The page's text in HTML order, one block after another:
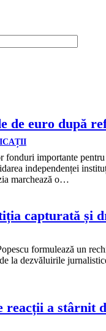
de euro după
fonduri importante
independenței
marchează o…
capturată și
formulează un
la dezvăluirile
reacții a stârnit